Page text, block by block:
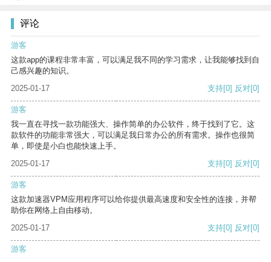
评论
游客
这款app的课程非常丰富，可以满足我不同的学习需求，让我能够找到自
己感兴趣的知识。
2025-01-17
支持[0] 反对[0]
游客
我一直在寻找一款功能强大、操作简单的办公软件，终于找到了它。这
款软件的功能非常强大，可以满足我日常办公的所有需求。操作也很简
单，即使是小白也能快速上手。
2025-01-17
支持[0] 反对[0]
游客
这款加速器VPM应用程序可以给你提供最高速度和安全性的连接，并帮
助你在网络上自由移动。
2025-01-17
支持[0] 反对[0]
游客